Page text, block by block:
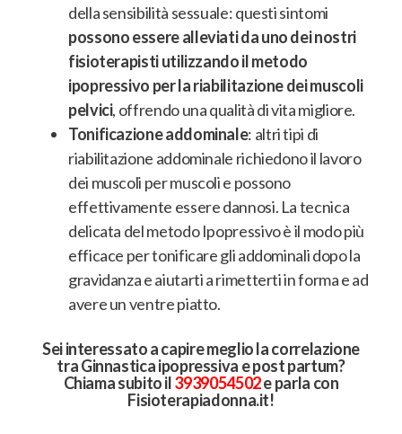
della sensibilità sessuale: questi sintomi
possono essere alleviati da uno dei nostri
fisioterapisti utilizzando il metodo
ipopressivo per la riabilitazione dei muscoli
pelvici, offrendo una qualità di vita migliore.
Tonificazione addominale: altri tipi di
riabilitazione addominale richiedono il lavoro
dei muscoli per muscoli e possono
effettivamente essere dannosi. La tecnica
delicata del metodo Ipopressivo è il modo più
efficace per tonificare gli addominali dopo la
gravidanza e aiutarti a rimetterti in formae ad
avere un ventre piatto.
Sei interessato a capire meglio la correlazione
tra Ginnastica ipopressiva e post partum?
Chiama subito il3939054502e parla con
Fisioterapiadonna.it!